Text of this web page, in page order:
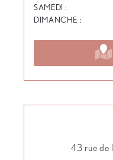
SAMEDI :
DIMANCHE :
43 rue de